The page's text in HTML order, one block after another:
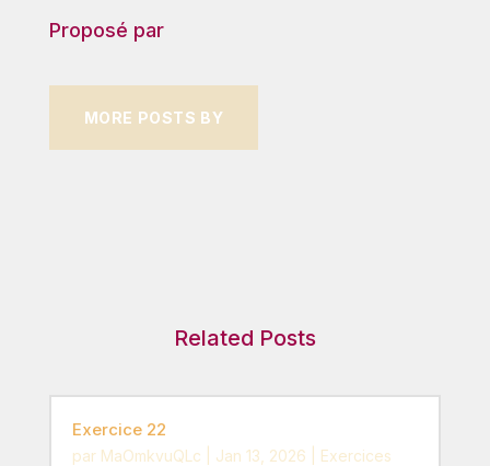
Proposé par
MORE POSTS BY
Related Posts
Exercice 22
par MaOmkvuQLc Jan 13, 2026
Exercices